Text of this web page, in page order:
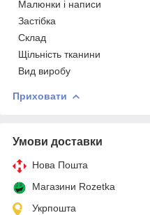
Малюнки і написи
Застібка
Склад
Щільність тканини
Вид виробу
Приховати
Умови доставки
Нова Пошта
Магазини Rozetka
Укрпошта